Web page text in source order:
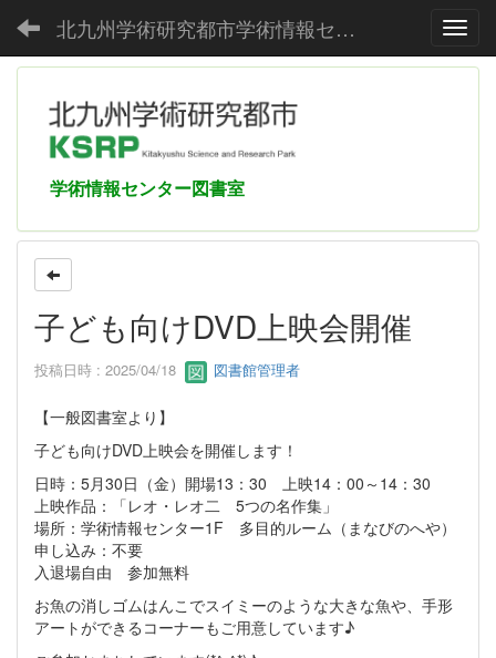
北九州学術研究都市学術情報センター
学術情報センター図書室
子ども向けDVD上映会開催
投稿日時 : 2025/04/18 図書館管理者
【一般図書室より】
子ども向けDVD上映会を開催します！
日時：5月30日（金）開場13：30 上映14：00～14：30
上映作品：「レオ・レオ二 5つの名作集」
場所：学術情報センター1F 多目的ルーム（まなびのへや）
申し込み：不要
入退場自由 参加無料
お魚の消しゴムはんこでスイミーのような大きな魚や、手形
アートができるコーナーもご用意しています♪